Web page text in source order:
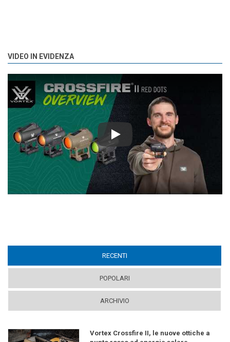
VIDEO IN EVIDENZA
Play
RECENTI
POPOLARI
ARCHIVIO
Vortex Crossfire II, le nuove ottiche a